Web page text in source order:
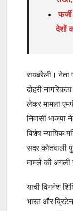
देशों
रायबरेली। नेता
दोहरी
लेकर मामला
निवासी भाजपा
विशेष न्यायिक
सदर कोतवाली
मामले की अगली
याची विगनेश
भारत और